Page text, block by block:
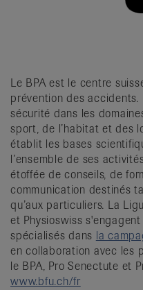
Le BPA est le centre
prévention des accidents.
sécurité dans les
sport, de l’habitat et des
établit les bases
l’ensemble de ses
étoffée de conseils, de
communication destinés
qu’aux particuliers. La
et Physioswiss
spécialisés dans la
en collaboration avec les
le BPA, Pro Senectute et
www.bfu.ch/fr